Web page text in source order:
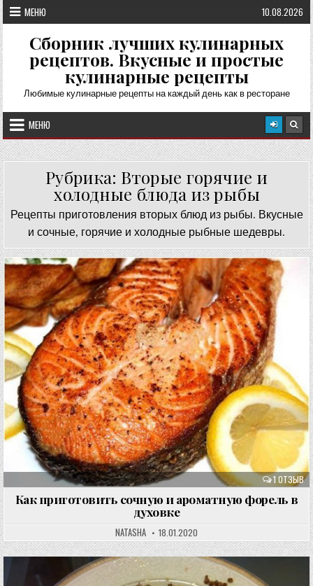
Перейти
к
содержимому
МЕНЮ 10.08.2026
Сборник лучших кулинарных
рецептов. Вкусные и простые
кулинарные рецепты
Любимые кулинарные рецепты на каждый день как в ресторане
МЕНЮ
Рубрика: Вторые горячие и
холодные блюда из рыбы
Рецепты приготовления вторых блюд из рыбы. Вкусные
и сочные, горячие и холодные рыбные шедевры.
1 ОТЗЫВ
Как приготовить сочную и ароматную форель в
духовке
NATASHA 18.01.2020